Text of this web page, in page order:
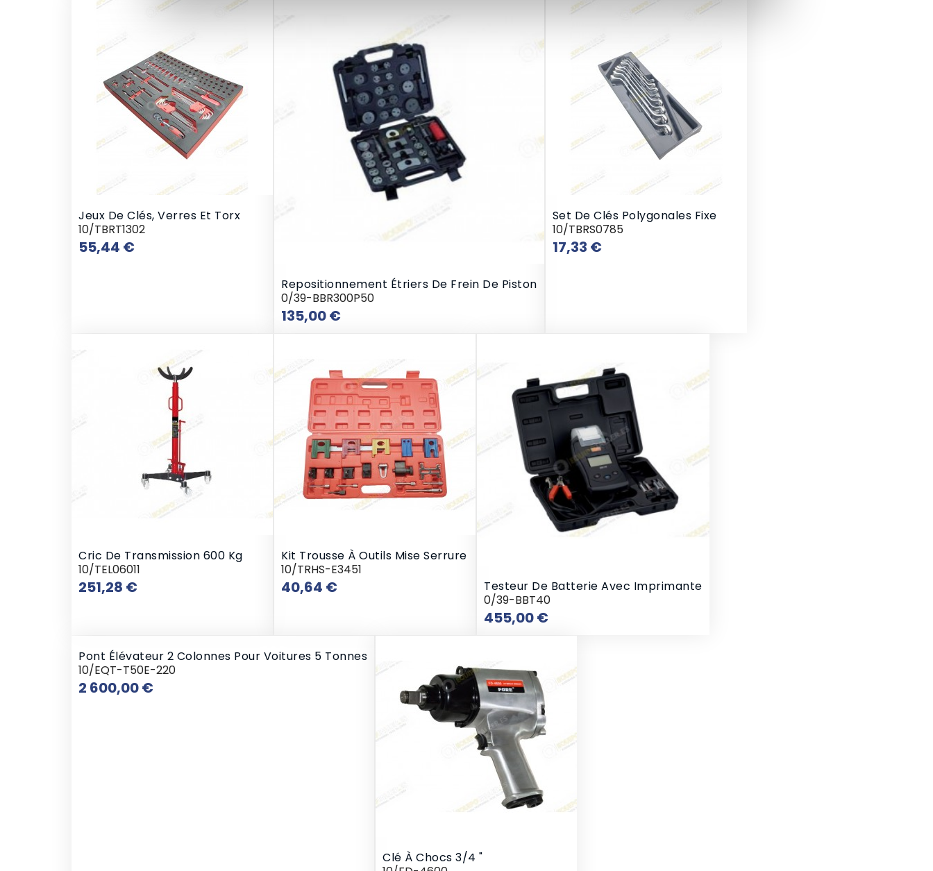
Jeux De Clés, Verres Et Torx
10/TBRT1302
55,44 €
Repositionnement Étriers De Frein De Piston
0/39-BBR300P50
135,00 €
Set De Clés Polygonales Fixe
10/TBRS0785
17,33 €Prix
Cric De Transmission 600 Kg
10/TEL06011
251,28 €
Kit Trousse À Outils Mise Serrure
10/TRHS-E3451
40,64 €
Testeur De Batterie Avec Imprimante
0/39-BBT40
455,00 €
Pont Élévateur 2 Colonnes Pour Voitures 5 Tonnes
10/EQT-T50E-220
2 600,00 €
Clé À Chocs 3/4 "